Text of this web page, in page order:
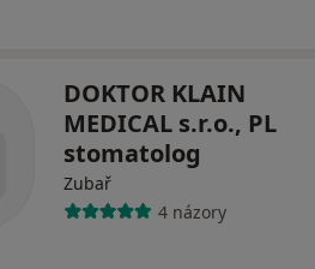
DOKTOR KLAIN
MEDICAL s.r.o., PL
stomatolog
Zubař
4 názory